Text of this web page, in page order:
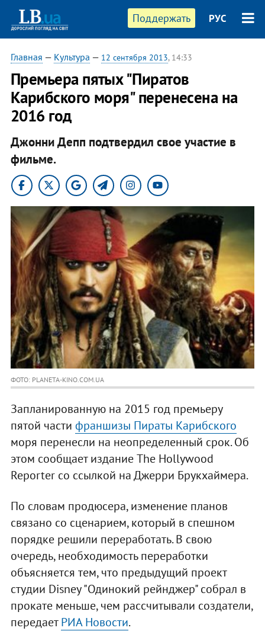
Поддержать РУС
Главная — Культура — 12 сентября 2013, 14:33
Премьера пятых "Пиратов
Карибского моря" перенесена на
2016 год
Джонни Депп подтвердил свое участие в
фильме.
ФОТО: PLANETA-KINO.COM.UA
Запланированную на 2015 год премьеру
пятой части франшизы Пираты Карибского
моря перенесли на неопределенный срок. Об
этом сообщает издание The Hollywood
Reporter со ссылкой на Джерри Брукхаймера.
По словам продюсера, изменение планов
связано со сценарием, который в спешном
порядке решили переработать. В свою
очередь, необходимость переработки
объясняется тем, что предыдущий проект
студии Disney "Одинокий рейнджер" собрал в
прокате меньше, чем рассчитывали создатели,
передаетРИА Новости.